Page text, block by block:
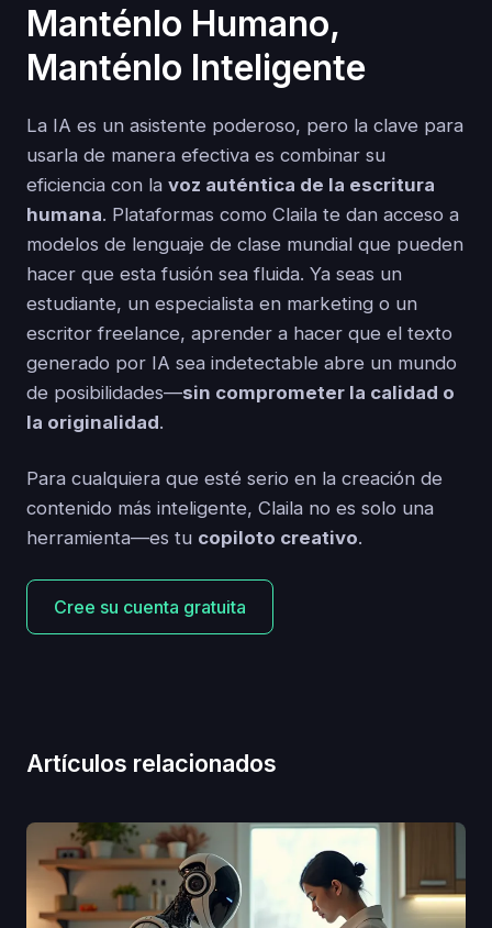
Manténlo Humano,
Manténlo Inteligente
La IA es un asistente poderoso, pero la clave para
usarla de manera efectiva es combinar su
eficiencia con la voz auténtica de la escritura
humana. Plataformas como Claila te dan acceso a
modelos de lenguaje de clase mundial que pueden
hacer que esta fusión sea fluida. Ya seas un
estudiante, un especialista en marketing o un
escritor freelance, aprender a hacer que el texto
generado por IA sea indetectable abre un mundo
de posibilidades—sin comprometer la calidad o
la originalidad.
Para cualquiera que esté serio en la creación de
contenido más inteligente, Claila no es solo una
herramienta—es tu copiloto creativo.
Cree su cuenta gratuita
Artículos relacionados